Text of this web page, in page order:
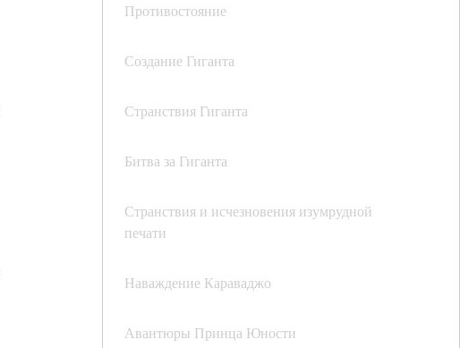
Противостояние
Создание Гиганта
Странствия Гиганта
Битва за Гиганта
Странствия и исчезновения изумрудной
печати
Наваждение Караваджо
Авантюры Принца Юности